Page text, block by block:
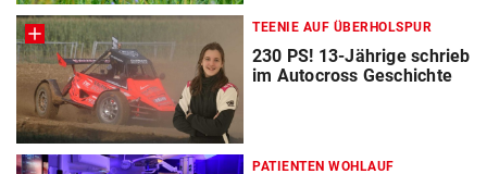
TEENIE AUF ÜBERHOLSPUR
230 PS! 13-Jährige schrieb
im Autocross Geschichte
PATIENTEN WOHLAUF